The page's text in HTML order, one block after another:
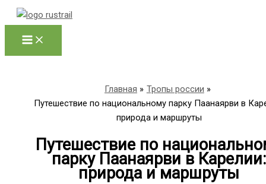
Перейти
к
содержимому
Главная
Тропы россии
Путешествие по национальному парку Паанаярви в
природа и маршруты
Путешествие по
парку Паанаярви в Карелии:
природа и маршруты